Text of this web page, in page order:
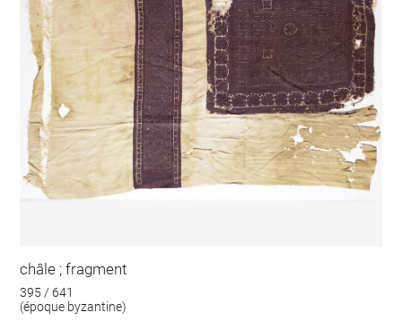
châle ; fragment
395 / 641
(époque byzantine)